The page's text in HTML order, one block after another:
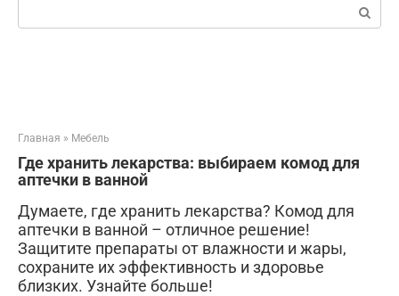
Поиск:
Главная » Мебель
Где хранить лекарства: выбираем комод для
аптечки в ванной
Думаете, где хранить лекарства? Комод для
аптечки в ванной – отличное решение!
Защитите препараты от влажности и жары,
сохраните их эффективность и здоровье
близких. Узнайте больше!